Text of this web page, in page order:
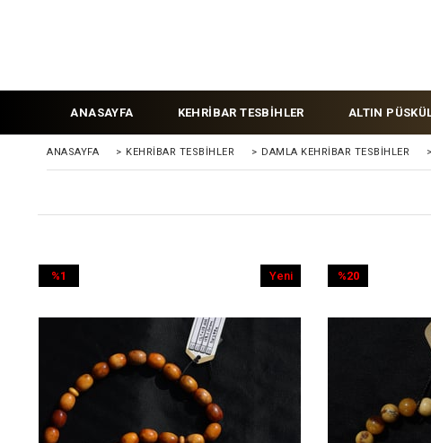
ANASAYFA KEHRİBAR TESBİHLER ALTIN
ANASAYFA > KEHRIBAR TESBIHLER > DAMLA KEHRİBAR TESBİHLER >
%1
%1İndirim
Yeni
%20
%20İndirim